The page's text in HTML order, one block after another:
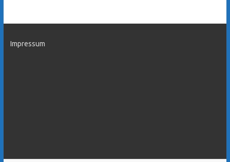
Impressum